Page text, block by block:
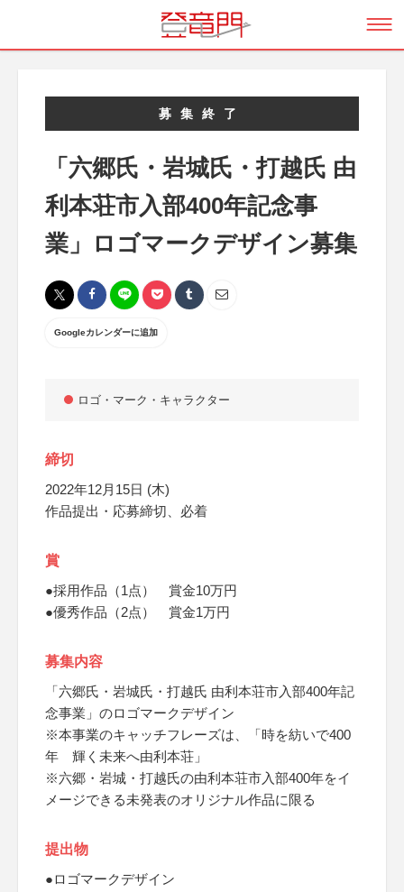
募集終了
「六郷氏・岩城氏・打越氏 由
利本荘市入部400年記念事
業」ロゴマークデザイン募集
Googleカレンダーに追加
ロゴ・マーク・キャラクター
締切
2022年12月15日 (木)
作品提出・応募締切、必着
賞
●採用作品（1点） 賞金10万円
●優秀作品（2点） 賞金1万円
募集内容
「六郷氏・岩城氏・打越氏 由利本荘市入部400年記
念事業」のロゴマークデザイン
※本事業のキャッチフレーズは、「時を紡いで400
年 輝く未来へ由利本荘」
※六郷・岩城・打越氏の由利本荘市入部400年をイ
メージできる未発表のオリジナル作品に限る
提出物
●ロゴマークデザイン